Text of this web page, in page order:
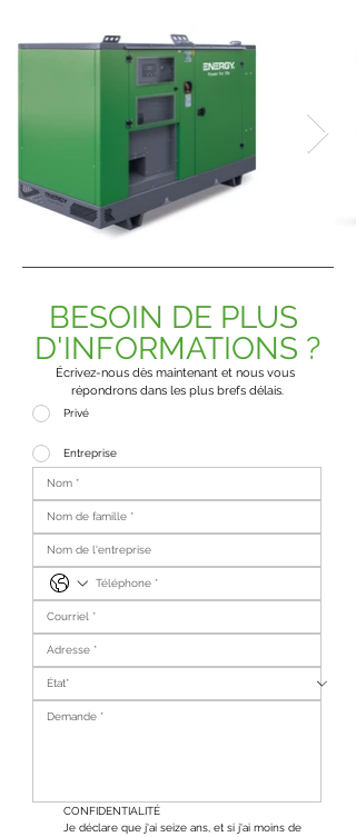
BESOIN DE PLUS
D'INFORMATIONS ?
Écrivez-nous dès maintenant et nous vous
répondrons dans les plus brefs délais.
Privé
Entreprise
CONFIDENTIALITÉ
Je déclare que j'ai seize ans, et si j'ai moins de